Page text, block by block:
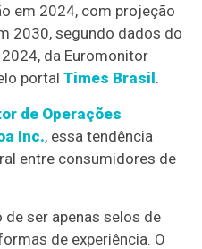
em 2024, com projeção
2030, segundo dados do
da Euromonitor
portal Times Brasil.
de Operações
Inc., essa tendência
entre consumidores de
ser apenas selos de
de experiência. O